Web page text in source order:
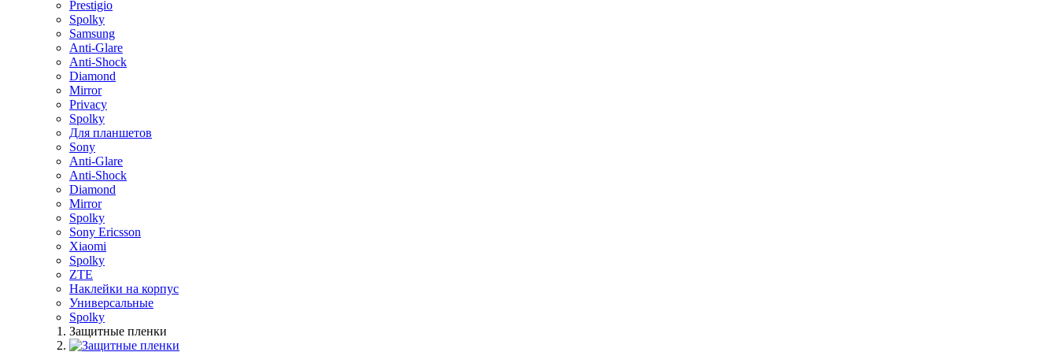
Prestigio
Spolky
Samsung
Anti-Glare
Anti-Shock
Diamond
Mirror
Privacy
Spolky
Для планшетов
Sony
Anti-Glare
Anti-Shock
Diamond
Mirror
Spolky
Sony Ericsson
Xiaomi
Spolky
ZTE
Наклейки на корпус
Универсальные
Spolky
Защитные пленки